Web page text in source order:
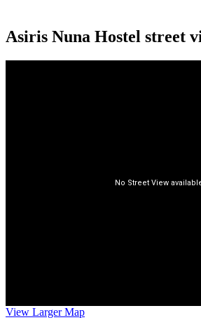
Asiris Nuna Hostel street
View Larger Map